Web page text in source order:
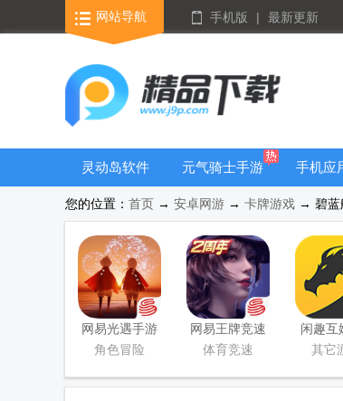
网站导航 手机版 | 最新更新
灵动岛软件
元气骑士手游
手机应
您的位置： 首页 → 安卓网游 → 卡牌游戏 → 碧蓝
网易光遇手游
正版
角色冒险
网易王牌竞速
手游
体育竞速
闲趣互
传奇盒
其它